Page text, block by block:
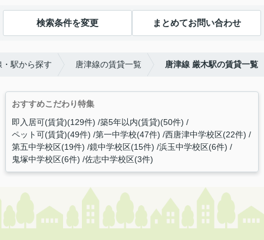
検索条件を変更 まとめてお問い合わせ
・駅から探す 唐津線の賃貸一覧 唐津線 厳木駅の賃貸一覧
おすすめこだわり特集
即入居可(賃貸)(129件) 築5年以内(賃貸)(50件)
ペット可(賃貸)(49件) 第一中学校(47件) 西唐津中学校区(22件)
第五中学校区(19件) 鏡中学校区(15件) 浜玉中学校区(6件)
鬼塚中学校区(6件) 佐志中学校区(3件)